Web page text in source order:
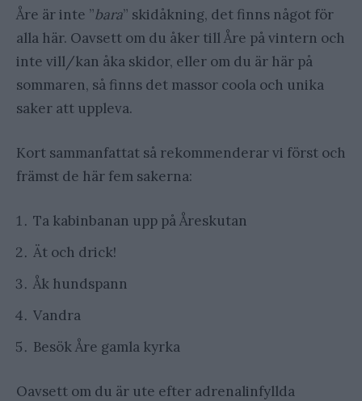
Åre är inte ”bara” skidåkning, det finns något för
alla här. Oavsett om du åker till Åre på vintern och
inte vill/kan åka skidor, eller om du är här på
sommaren, så finns det massor coola och unika
saker att uppleva.
Kort sammanfattat så rekommenderar vi först och
främst de här fem sakerna:
Ta kabinbanan upp på Åreskutan
Ät och drick!
Åk hundspann
Vandra
Besök Åre gamla kyrka
Oavsett om du är ute efter adrenalinfyllda